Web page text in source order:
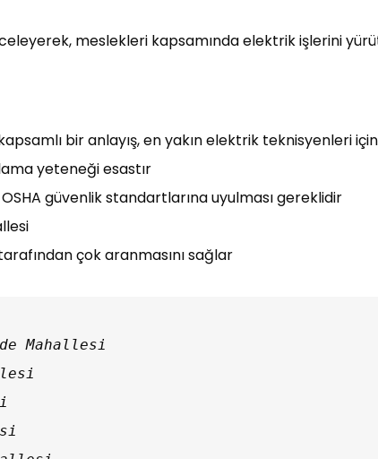
meslekleri kapsamında elektrik işlerini
bir anlayış, en yakın elektrik teknisyenleri
yeteneği esastır
güvenlik standartlarına uyulması gereklidir
çok aranmasını sağlar
Mahallesi